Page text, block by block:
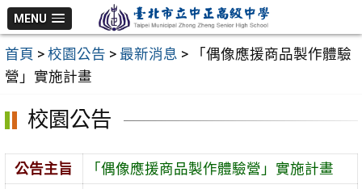
跳
至
主
要
MENU
首頁 > 校園公告 > 最新消息 >
「偶像應援商品製作體驗
營」實施計畫
校園公告
公告主旨
「偶像應援商品製作體驗營」實施計畫